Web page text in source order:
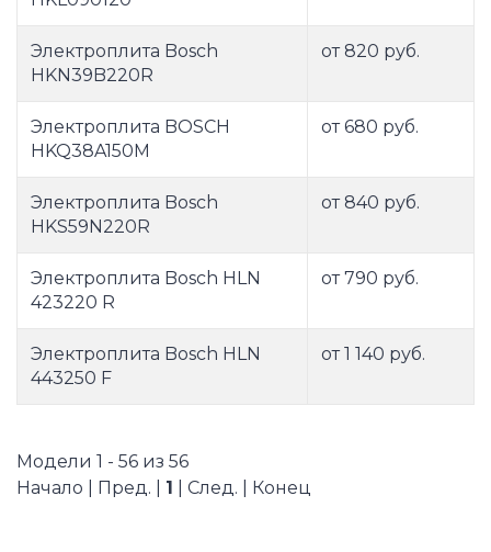
Электроплита Bosch
HKN39B220R
от 820 руб.
Электроплита BOSCH
HKQ38A150M
от 680 руб.
Электроплита Bosch
HKS59N220R
от 840 руб.
Электроплита Bosch HLN
423220 R
от 790 руб.
Электроплита Bosch HLN
443250 F
от 1 140 руб.
Модели 1 - 56 из 56
Начало | Пред. | 1 | След. | Конец